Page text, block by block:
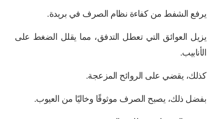
يرفع الشفط من كفاءة نظام الصرف في بريدة.
يزيل العوائق التي تعطل التدفق، مما يقلل الضغط على
الأنابيب.
كذلك، يقضي على الروائح المزعجة.
بفضل ذلك، يصبح الصرف موثوقًا وخاليًا من العيوب.